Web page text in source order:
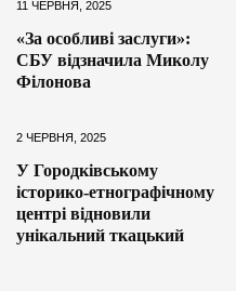
11 ЧЕРВНЯ, 2025
«За особливі заслуги»:
СБУ відзначила Миколу
Філонова
2 ЧЕРВНЯ, 2025
У Городківському
історико-етнографічному
центрі відновили
унікальний ткацький